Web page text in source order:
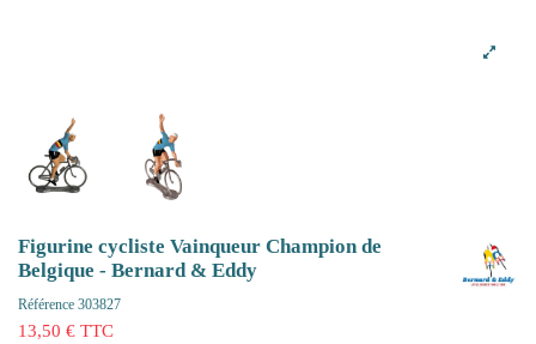
Figurine cycliste Vainqueur Champion de
Belgique - Bernard & Eddy
Référence 303827
13,50 € TTC